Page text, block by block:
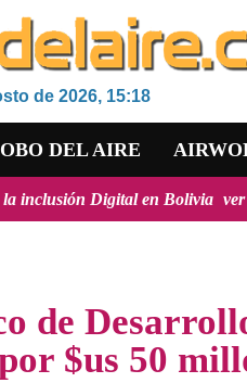
de 2026, 15:18
DEL AIRE
en Bolivia ver más
de
$us 50